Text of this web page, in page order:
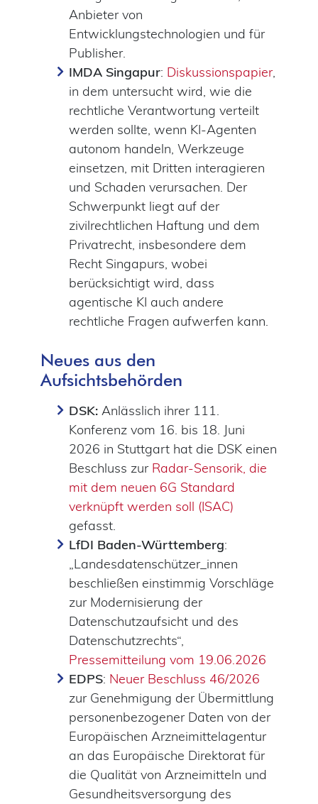
Anbieter von
Entwicklungstechnologien und für
Publisher.
IMDA Singapur: Diskussionspapier,
in dem untersucht wird, wie die
rechtliche Verantwortung verteilt
werden sollte, wenn KI-Agenten
autonom handeln, Werkzeuge
einsetzen, mit Dritten interagieren
und Schaden verursachen. Der
Schwerpunkt liegt auf der
zivilrechtlichen Haftung und dem
Privatrecht, insbesondere dem
Recht Singapurs, wobei
berücksichtigt wird, dass
agentische KI auch andere
rechtliche Fragen aufwerfen kann.
Neues aus den
Aufsichtsbehörden
DSK: Anlässlich ihrer 111.
Konferenz vom 16. bis 18. Juni
2026 in Stuttgart hat die DSK einen
Beschluss zur Radar-Sensorik, die
mit dem neuen 6G Standard
verknüpft werden soll (ISAC)
gefasst.
LfDI Baden-Württemberg:
„Landesdatenschützer_innen
beschließen einstimmig Vorschläge
zur Modernisierung der
Datenschutzaufsicht und des
Datenschutzrechts“,
Pressemitteilung vom 19.06.2026
EDPS: Neuer Beschluss 46/2026
zur Genehmigung der Übermittlung
personenbezogener Daten von der
Europäischen Arzneimittelagentur
an das Europäische Direktorat für
die Qualität von Arzneimitteln und
Gesundheitsversorgung des